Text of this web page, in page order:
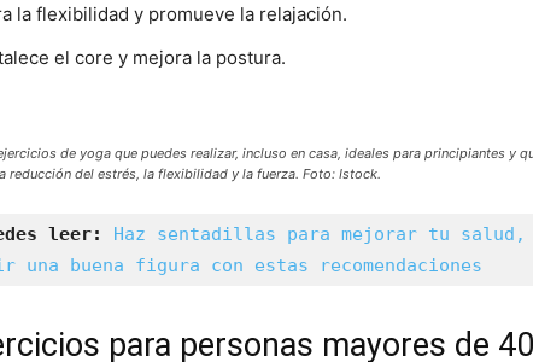
la flexibilidad y promueve la relajación.
el core y mejora la postura.
de yoga que puedes realizar, incluso en casa, ideales para principiantes y
reducción del estrés, la flexibilidad y la fuerza. Foto: Istock.
leer:
Haz sentadillas para mejorar tu
buena figura con estas recomendaciones
para personas mayores de